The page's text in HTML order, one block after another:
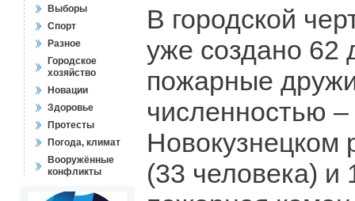
Выборы
Спорт
Разное
Городское
хозяйство
Новации
Здоровье
Протесты
Погода, климат
Вооружённые
конфликты
В городской
уже создано 62
пожарные
численностью
(33 человека) и